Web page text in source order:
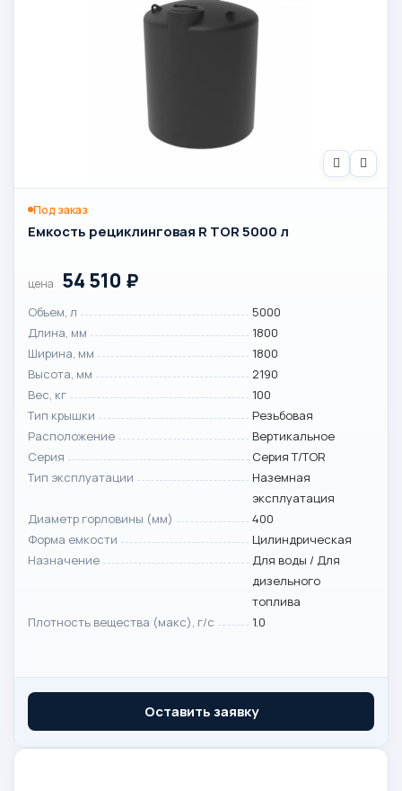
Под заказ
Емкость рециклинговая R TOR 5000 л
цена 54 510 ₽
Объем, л
5000
Длина, мм
1800
Ширина, мм
1800
Высота, мм
2190
Вес, кг
100
Тип крышки
Резьбовая
Расположение
Вертикальное
Серия
Серия T/TOR
Тип эксплуатации
Наземная
эксплуатация
Диаметр горловины (мм)
400
Форма емкости
Цилиндрическая
Назначение
Для воды / Для
дизельного
топлива
Плотность вещества (макс), г/с
1.0
Оставить заявку